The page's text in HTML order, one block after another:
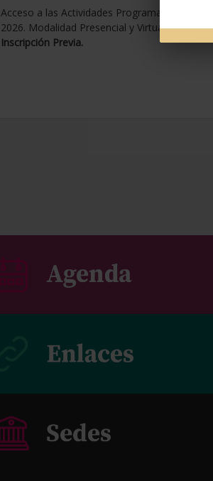
Acceso a las Actividades Programadas para
2026. Modalidad Presencial y Virtual.Con
Inscripción Previa.